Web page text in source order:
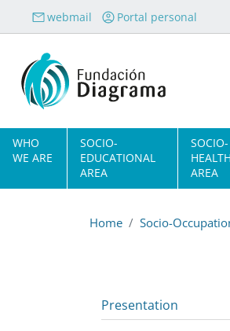
Skip to main content
webmail Portal personal
Navegación principal
WHO
WE ARE
SOCIO-
EDUCATIONAL
AREA
SOCIO-
AREA
Home Socio-
Presentation